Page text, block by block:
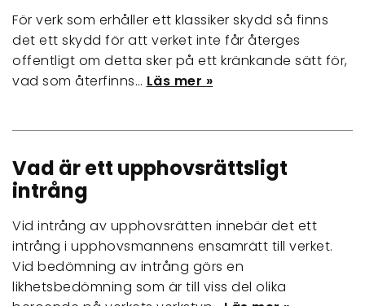
För verk som erhåller ett klassiker skydd så finns
det ett skydd för att verket inte får återges
offentligt om detta sker på ett kränkande sätt för,
vad som återfinns… Läs mer »
Vad är ett upphovsrättsligt
intrång
Vid intrång av upphovsrätten innebär det ett
intrång i upphovsmannens ensamrätt till verket.
Vid bedömning av intrång görs en
likhetsbedömning som är till viss del olika